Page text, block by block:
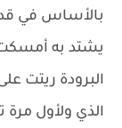
بالأساس في قد
يشتد به
البرودة ريتت
الذي ولأول مرة